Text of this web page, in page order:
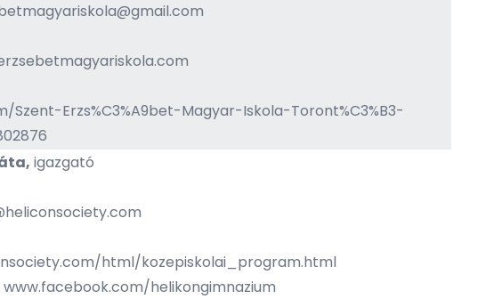
Szent-Erzs%C3%A9bet-Magyar-Iskola-Toront%C3%B3-
igazgató
html/kozepiskolai_program.html
www.facebook.com/helikongimnazium